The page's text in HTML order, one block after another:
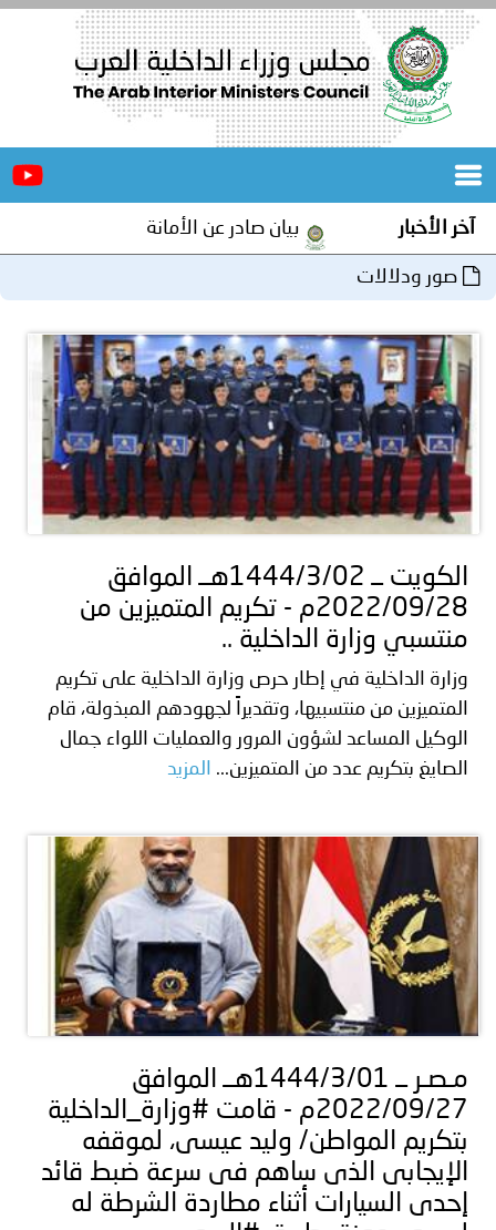
الرئيسية
المجلس
مؤتمرات
و
اجتماعات
جهود
و
إنجازات
برامج
توعوية
الخدمات
الإلكترونية
وفيديو
مجلة
أصداء
الأمانة
إعلانات
من
نحن
اتصل
آخر الأخبار بيان صادر عن الأمانة العامة لمجلس وزراء
صور ودلالات
الكويت ــ 1444/3/02هــ الموافق
2022/09/28م - تكريم المتميزين من
منتسبي وزارة الداخلية ..
وزارة الداخلية في إطار حرص وزارة الداخلية على تكريم
المتميزين من منتسبيها، وتقديراً لجهودهم المبذولة، قام
الوكيل المساعد لشؤون المرور والعمليات اللواء جمال
الصايغ بتكريم عدد من المتميزين...
المزيد
مـصـر ــ 1444/3/01هــ الموافق
2022/09/27م - قامت #وزارة_الداخلية
بتكريم المواطن/ وليد عيسى، لموقفه
الإيجابى الذى ساهم فى سرعة ضبط قائد
إحدى السيارات أثناء مطاردة الشرطة له